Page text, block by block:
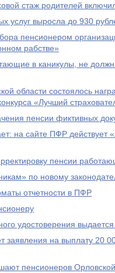
стаж родителей
услуг выросла до 930
пенсионером
рабстве»
в каникулы, не
области состоялось
«Лучший
пенсии фиктивных
на сайте ПФР действует
пенсии
по новому
отчетности в ПФР
удостоверения выдается
на выплату 20
пенсионеров Орловской